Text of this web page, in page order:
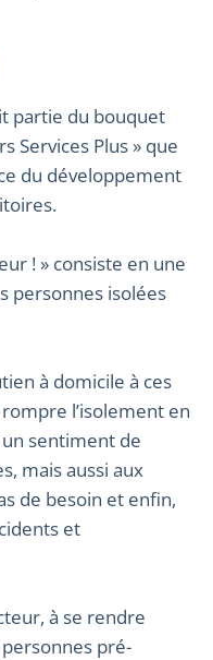
Services Plus » que
du développement
! » consiste en une
personnes isolées
à domicile à ces
l’isolement en
sentiment de
mais aussi aux
de besoin et enfin,
et
à se rendre
pré-